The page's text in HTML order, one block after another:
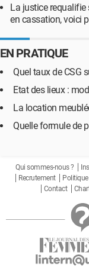
La justice requalifie
en cassation, voici
EN PRATIQUE
Quel taux de CSG
Etat des lieux :
La location
Quelle formule de
Qui sommes-nous ?
Recrutement
Contact